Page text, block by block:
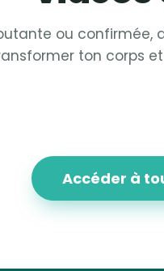
ou confirmée,
ton corps
Accéder à